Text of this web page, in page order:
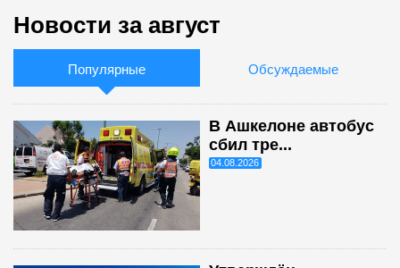
Новости за август
Популярные Обсуждаемые
В Ашкелоне автобус
сбил тре...
04.08.2026